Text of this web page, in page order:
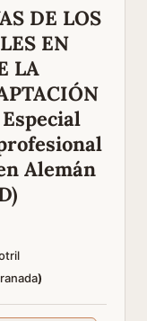
DE LOS
EN
LA
Alemán
)